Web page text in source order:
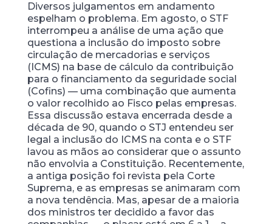
Diversos julgamentos em andamento
espelham o problema. Em agosto, o STF
interrompeu a análise de uma ação que
questiona a inclusão do imposto sobre
circulação de mercadorias e serviços
(ICMS) na base de cálculo da contribuição
para o financiamento da seguridade social
(Cofins) — uma combinação que aumenta
o valor recolhido ao Fisco pelas empresas.
Essa discussão estava encerrada desde a
década de 90, quando o STJ entendeu ser
legal a inclusão do ICMS na conta e o STF
lavou as mãos ao considerar que o assunto
não envolvia a Constituição. Recentemente,
a antiga posição foi revista pela Corte
Suprema, e as empresas se animaram com
a nova tendência. Mas, apesar de a maioria
dos ministros ter decidido a favor das